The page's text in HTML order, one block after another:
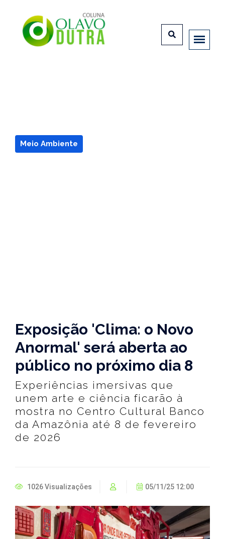
Meio Ambiente
Exposição 'Clima: o Novo
Anormal' será aberta ao
público no próximo dia 8
Experiências imersivas que
unem arte e ciência ficarão à
mostra no Centro Cultural Banco
da Amazônia até 8 de fevereiro
de 2026
1026 Visualizações 05/11/25 12:00